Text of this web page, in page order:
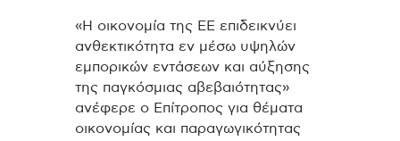
«Η οικονομία της ΕΕ επιδεικνύει
ανθεκτικότητα εν μέσω υψηλών
εμπορικών εντάσεων και αύξησης
της παγκόσμιας αβεβαιότητας»
ανέφερε ο Επίτροπος για θέματα
οικονομίας και παραγωγικότητας